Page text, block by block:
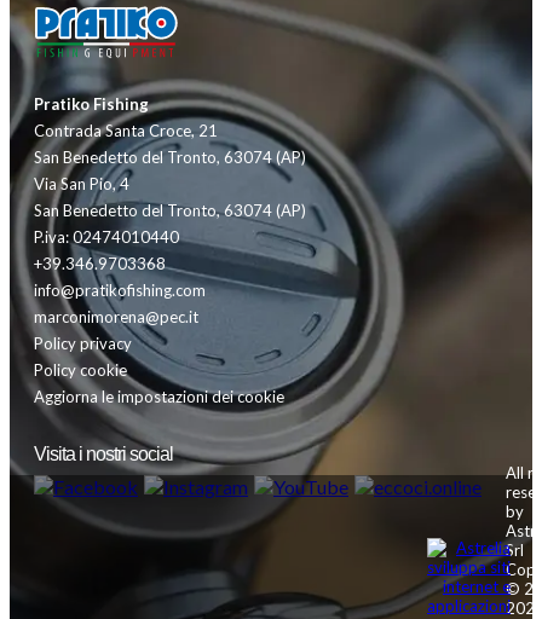
Pratiko Fishing
Contrada Santa Croce, 21
San Benedetto del Tronto, 63074 (AP)
Via San Pio, 4
San Benedetto del Tronto, 63074 (AP)
P.iva: 02474010440
+39.346.9703368
info@pratikofishing.com
marconimorena@pec.it
Policy privacy
Policy cookie
Aggiorna le impostazioni dei cookie
Visita i nostri social
All
by
Srl
©